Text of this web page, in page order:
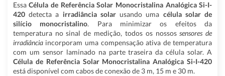
EssaCélula de Referência Solar Monocristalina Analógica Si-I-
420detecta a irradiância solarusando uma célula solar de
silício monocristalino. Para minimizar os efeitos da
temperatura no sinal de medição, todos os nossossensores de
irradiânciaincorporam uma compensação ativa de temperatura
com um sensor laminado na parte traseira da célula solar. A
Célula de Referência Solar Monocristalina Analógica Si-I-420
está disponível com cabos de conexão de 3 m, 15 m e 30 m.